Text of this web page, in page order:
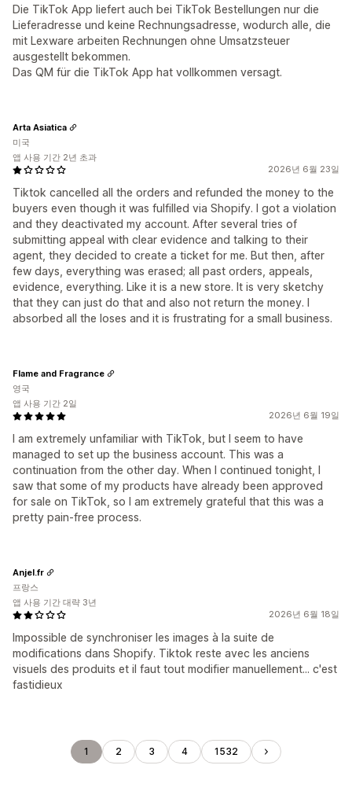
Die TikTok App liefert auch bei TikTok Bestellungen nur die
Lieferadresse und keine Rechnungsadresse, wodurch alle, die
mit Lexware arbeiten Rechnungen ohne Umsatzsteuer
ausgestellt bekommen.
Das QM für die TikTok App hat vollkommen versagt.
2026년 6월 23일
Tiktok cancelled all the orders and refunded the money to the
buyers even though it was fulfilled via Shopify. I got a violation
and they deactivated my account. After several tries of
submitting appeal with clear evidence and talking to their
agent, they decided to create a ticket for me. But then, after
few days, everything was erased; all past orders, appeals,
evidence, everything. Like it is a new store. It is very sketchy
that they can just do that and also not return the money. I
absorbed all the loses and it is frustrating for a small business.
Arta Asiatica
미국
앱 사용 기간 2년 초과
2026년 6월 19일
I am extremely unfamiliar with TikTok, but I seem to have
managed to set up the business account. This was a
continuation from the other day. When I continued tonight, I
saw that some of my products have already been approved
for sale on TikTok, so I am extremely grateful that this was a
pretty pain-free process.
Flame and Fragrance
영국
앱 사용 기간 2일
2026년 6월 18일
Impossible de synchroniser les images à la suite de
modifications dans Shopify. Tiktok reste avec les anciens
visuels des produits et il faut tout modifier manuellement... c'est
fastidieux
Anjel.fr
프랑스
앱 사용 기간 대략 3년
1 2 3 4 1532